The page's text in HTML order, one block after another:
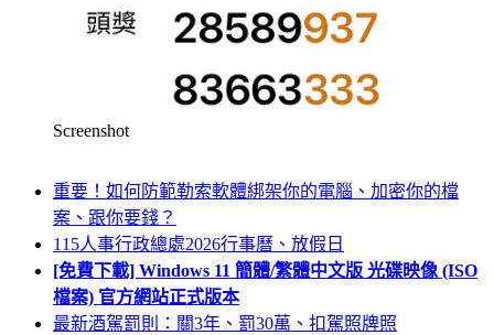
Screenshot
重要！如何防範勒索軟體綁架你的電腦、加密你的檔
案、跟你要錢？
115人事行政總處2026行事曆、放假日
[免費下載] Windows 11 簡體/繁體中文版 光碟映像 (ISO
檔案) 官方網站正式版本
最新酒駕罰則：關3年、罰30萬、扣駕照牌照